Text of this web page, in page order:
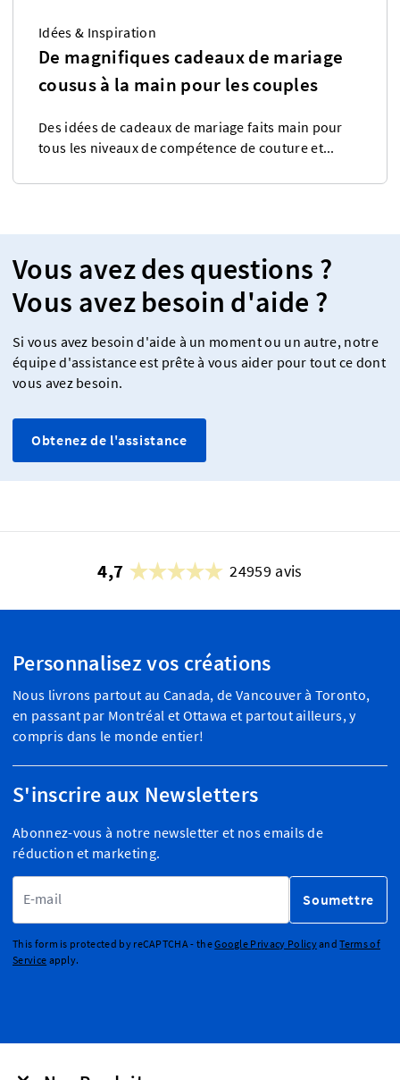
Idées & Inspiration
De magnifiques cadeaux de mariage
cousus à la main pour les couples
Des idées de cadeaux de mariage faits main pour
tous les niveaux de compétence de couture et...
Vous avez des questions ?
Vous avez besoin d'aide ?
Si vous avez besoin d'aide à un moment ou un autre, notre
équipe d'assistance est prête à vous aider pour tout ce dont
vous avez besoin.
Obtenez de l'assistance
4,7 24959 avis
Personnalisez vos créations
Nous livrons partout au Canada, de Vancouver à Toronto,
en passant par Montréal et Ottawa et partout ailleurs, y
compris dans le monde entier!
S'inscrire aux Newsletters
Abonnez-vous à notre newsletter et nos emails de
réduction et marketing.
Soumettre
This form is protected by reCAPTCHA - theGoogle Privacy PolicyandTerms of
Service apply.